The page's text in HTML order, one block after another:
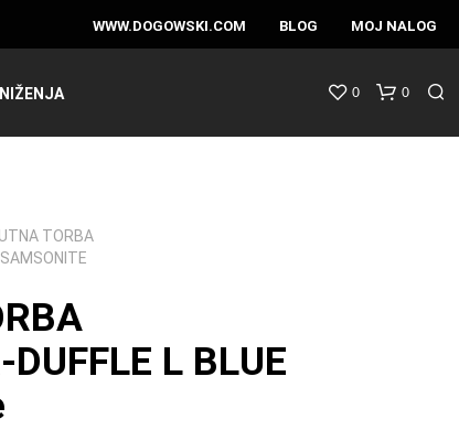
WWW.DOGOWSKI.COM BLOG MOJ NALOG
0 0
TORBA
SAMSONITE
DUFFLE L BLUE